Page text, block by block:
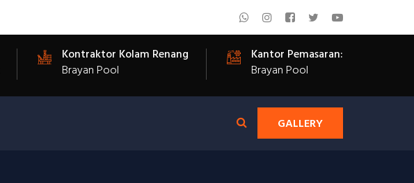
Kontraktor Kolam Renang
Brayan Pool
Kantor Pemasaran:
Brayan Pool
GALLERY